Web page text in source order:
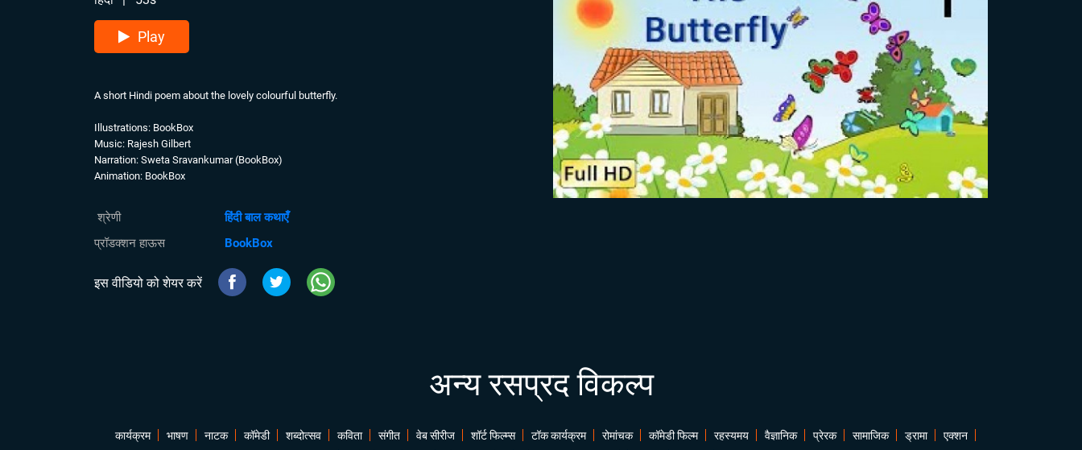
Play
A short Hindi poem about the lovely colourful butterfly.
Illustrations: BookBox
Music: Rajesh Gilbert
Narration: Sweta Sravankumar (BookBox)
Animation: BookBox
श्रेणी
हिंदी बाल कथाएँ
प्रॉडक्शन हाऊस
BookBox
इस वीडियो को शेयर करें
अन्य रसप्रद विकल्प
कार्यक्रम भाषण नाटक कॉमेडी शब्दोत्सव कविता संगीत वेब सीरीज शॉर्ट फिल्म्स टॉक कार्यक्रम रोमांचक कॉमेडी फिल्म रहस्यमय वैज्ञानिक प्रेरक सामाजिक ड्रामा
एक्शन